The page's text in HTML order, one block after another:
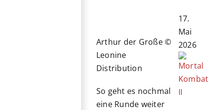
Arthur der Große ©
Leonine
Distribution
So geht es nochmal
eine Runde weiter
17.
Mai
2026